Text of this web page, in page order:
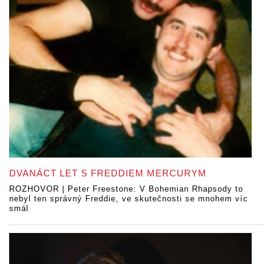
DVANÁCT LET S FREDDIEM MERCURYM
ROZHOVOR | Peter Freestone: V Bohemian Rhapsody to
nebyl ten správný Freddie, ve skutečnosti se mnohem víc
smál